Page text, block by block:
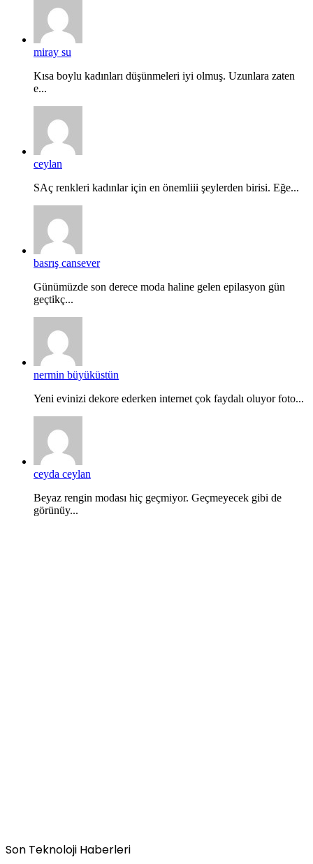
miray su
Kısa boylu kadınları düşünmeleri iyi olmuş. Uzunlara zaten
e...
ceylan
SAç renkleri kadınlar için en önemliii şeylerden birisi. Eğe...
basrış cansever
Günümüzde son derece moda haline gelen epilasyon gün
geçtikç...
nermin büyüküstün
Yeni evinizi dekore ederken internet çok faydalı oluyor foto...
ceyda ceylan
Beyaz rengin modası hiç geçmiyor. Geçmeyecek gibi de
görünüy...
Son Teknoloji Haberleri